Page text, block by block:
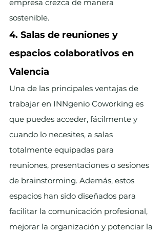
empresa crezca de manera
sostenible.
4. Salas de reuniones y
espacios colaborativos en
Valencia
Una de las principales ventajas de
trabajar en INNgenio Coworking es
que puedes acceder, fácilmente y
cuando lo necesites, a salas
totalmente equipadas para
reuniones, presentaciones o sesiones
de brainstorming. Además, estos
espacios han sido diseñados para
facilitar la comunicación profesional,
mejorar la organización y potenciar la